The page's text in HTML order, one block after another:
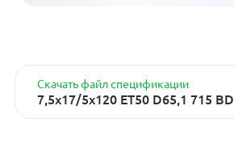
Скачать файл спецификации
7,5x17/5x120 ET50 D65,1 715 BD